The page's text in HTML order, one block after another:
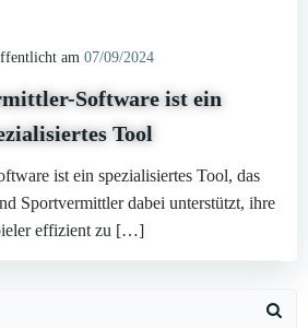
am 07/09/2024
Software ist ein
Tool
ist ein spezialisiertes Tool, das
Sportvermittler dabei unterstützt, ihre
effizient zu […]